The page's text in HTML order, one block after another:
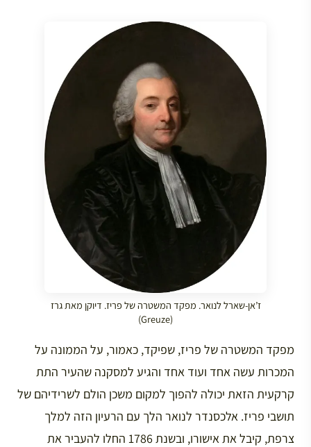
ז’אן-שארל לנואר. מפקד המשטרה של פריז. דיוקן מאת גרז
(Greuze)
מפקד המשטרה של פריז, שפיקד, כאמור, על הממונה על
המכרות עשה אחד ועוד אחד והגיע למסקנה שהעיר התת
קרקעית הזאת יכולה להפוך למקום משכן הולם לשרידיהם של
תושבי פריז. אלכסנדר לנואר הלך עם הרעיון הזה למלך
צרפת, קיבל את אישורו, ובשנת 1786 החלו להעביר את